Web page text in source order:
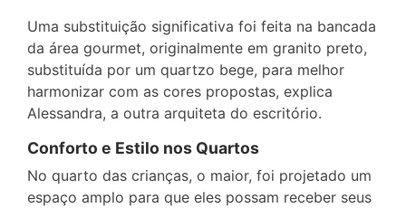
Uma substituição significativa foi feita na bancada
da área gourmet, originalmente em granito preto,
substituída por um quartzo bege, para melhor
harmonizar com as cores propostas, explica
Alessandra, a outra arquiteta do escritório.
Conforto e Estilo nos Quartos
No quarto das crianças, o maior, foi projetado um
espaço amplo para que eles possam receber seus